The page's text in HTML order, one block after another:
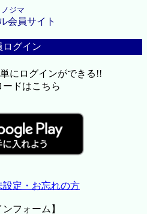
ノジマ
会員サイト
ログイン
にログインができる!!
ードはこちら
設定・お忘れの方
ンフォーム】